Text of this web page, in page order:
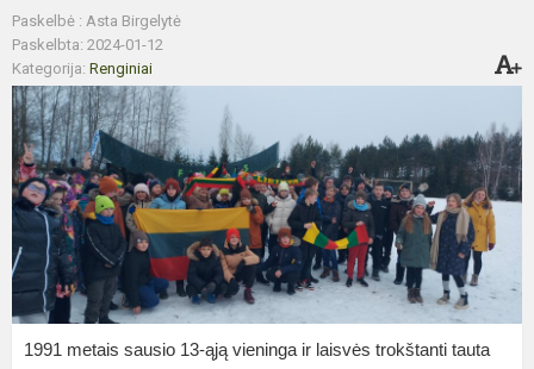
Paskelbė : Asta Birgelytė
Paskelbta: 2024-01-12
Kategorija: Renginiai
1991 metais sausio 13-ąją vieninga ir laisvės trokštanti tauta